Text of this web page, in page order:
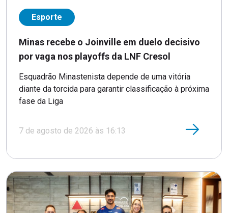
Esporte
Minas recebe o Joinville em duelo decisivo
por vaga nos playoffs da LNF Cresol
Esquadrão Minastenista depende de uma vitória
diante da torcida para garantir classificação à próxima
fase da Liga
7 de agosto de 2026 às 16:13